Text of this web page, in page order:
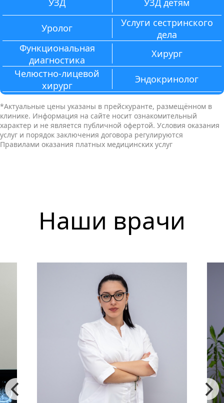
УЗД УЗД детям
Уролог
Услуги сестринского
дела
Функциональная
диагностика
Хирург
Челюстно-лицевой
хирург
Эндокринолог
*Актуальные цены указаны в прейскуранте, размещённом в
клинике. Информация на сайте носит ознакомительный
характер и не является публичной офертой. Условия оказания
услуг и порядок заключения договора регулируются
Правилами оказания платных медицинских услуг
Наши врачи